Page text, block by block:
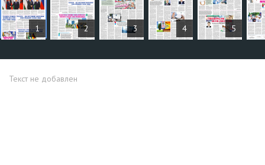
1 2 3 4 5
СТАТЬИ
Текст не добавлен